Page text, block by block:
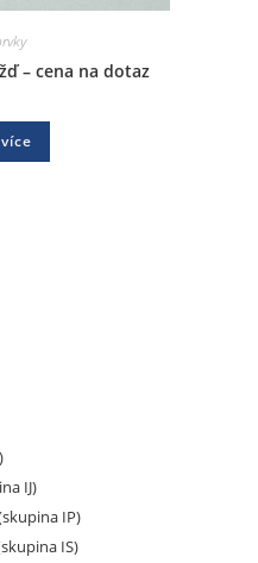
– cena na dotaz
IJ)
IP)
IS)